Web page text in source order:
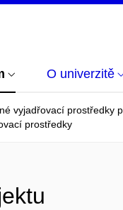
O univerzitě
vyjadřovací prostředky
prostředky